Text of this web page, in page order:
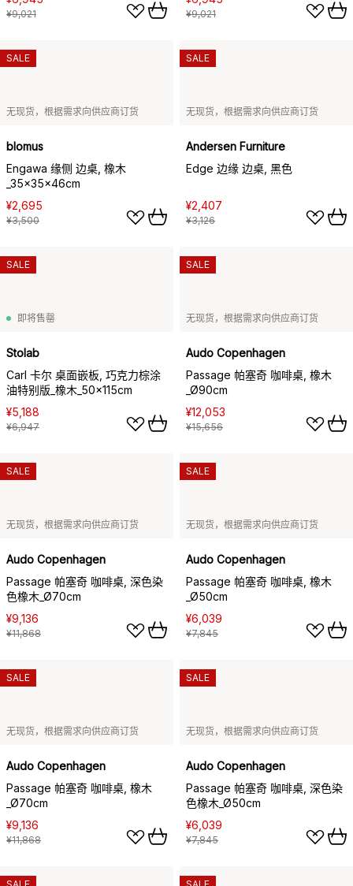
¥9,021 ¥9,021
无现货，根据需求向供应商订货
blomus
Engawa 缘侧 边桌, 橡木
_35x35x46cm
¥2,695
¥3,500
SALE
无现货，根据需求向供应商订货
Andersen Furniture
Edge 边缘 边桌, 黑色
¥2,407
¥3,126
SALE
即将售罄
Stolab
Carl 卡尔 桌面嵌板, 巧克力棕涂
油特别版_橡木_50x115cm
¥5,188
¥6,947
SALE
无现货，根据需求向供应商订货
Audo Copenhagen
Passage 帕塞奇 咖啡桌, 橡木
_Ø90cm
¥12,053
¥15,656
SALE
无现货，根据需求向供应商订货
Audo Copenhagen
Passage 帕塞奇 咖啡桌, 深色染
色橡木_Ø70cm
¥9,136
¥11,868
SALE
无现货，根据需求向供应商订货
Audo Copenhagen
Passage 帕塞奇 咖啡桌, 橡木
_Ø50cm
¥6,039
¥7,845
SALE
无现货，根据需求向供应商订货
Audo Copenhagen
Passage 帕塞奇 咖啡桌, 橡木
_Ø70cm
¥9,136
¥11,868
SALE
无现货，根据需求向供应商订货
Audo Copenhagen
Passage 帕塞奇 咖啡桌, 深色染
色橡木_Ø50cm
¥6,039
¥7,845
SALE